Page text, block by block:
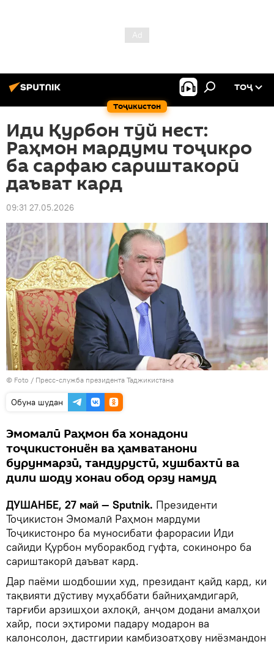
Тоҷикистон
ТОҶ
Иди Қурбон тӯй нест:
Раҳмон мардуми тоҷикро
ба сарфаю сариштакорӣ
даъват кард
09:31 27.05.2026
© Foto / Пресс-служба президента Таджикистана
Обуна шудан
Эмомалӣ Раҳмон ба хонадони
тоҷикистониён ва ҳамватанони
бурунмарзӣ, тандурустӣ, хушбахтӣ ва
дили шоду хонаи обод орзу намуд
ДУШАНБЕ, 27 май — Sputnik. Президенти
Тоҷикистон Эмомалӣ Раҳмон мардуми
Тоҷикистонро ба муносибати фарорасии Иди
сайиди Қурбон муборакбод гуфта, сокинонро ба
сариштакорӣ даъват кард.
Дар паёми шодбошии худ, президант қайд кард, ки
тақвияти дӯстиву муҳаббати байниҳамдигарӣ,
тарғиби арзишҳои ахлоқӣ, анҷом додани амалҳои
хайр, поси эҳтироми падару модарон ва
калонсолон, дастгирии камбизоатҳову ниёзмандон